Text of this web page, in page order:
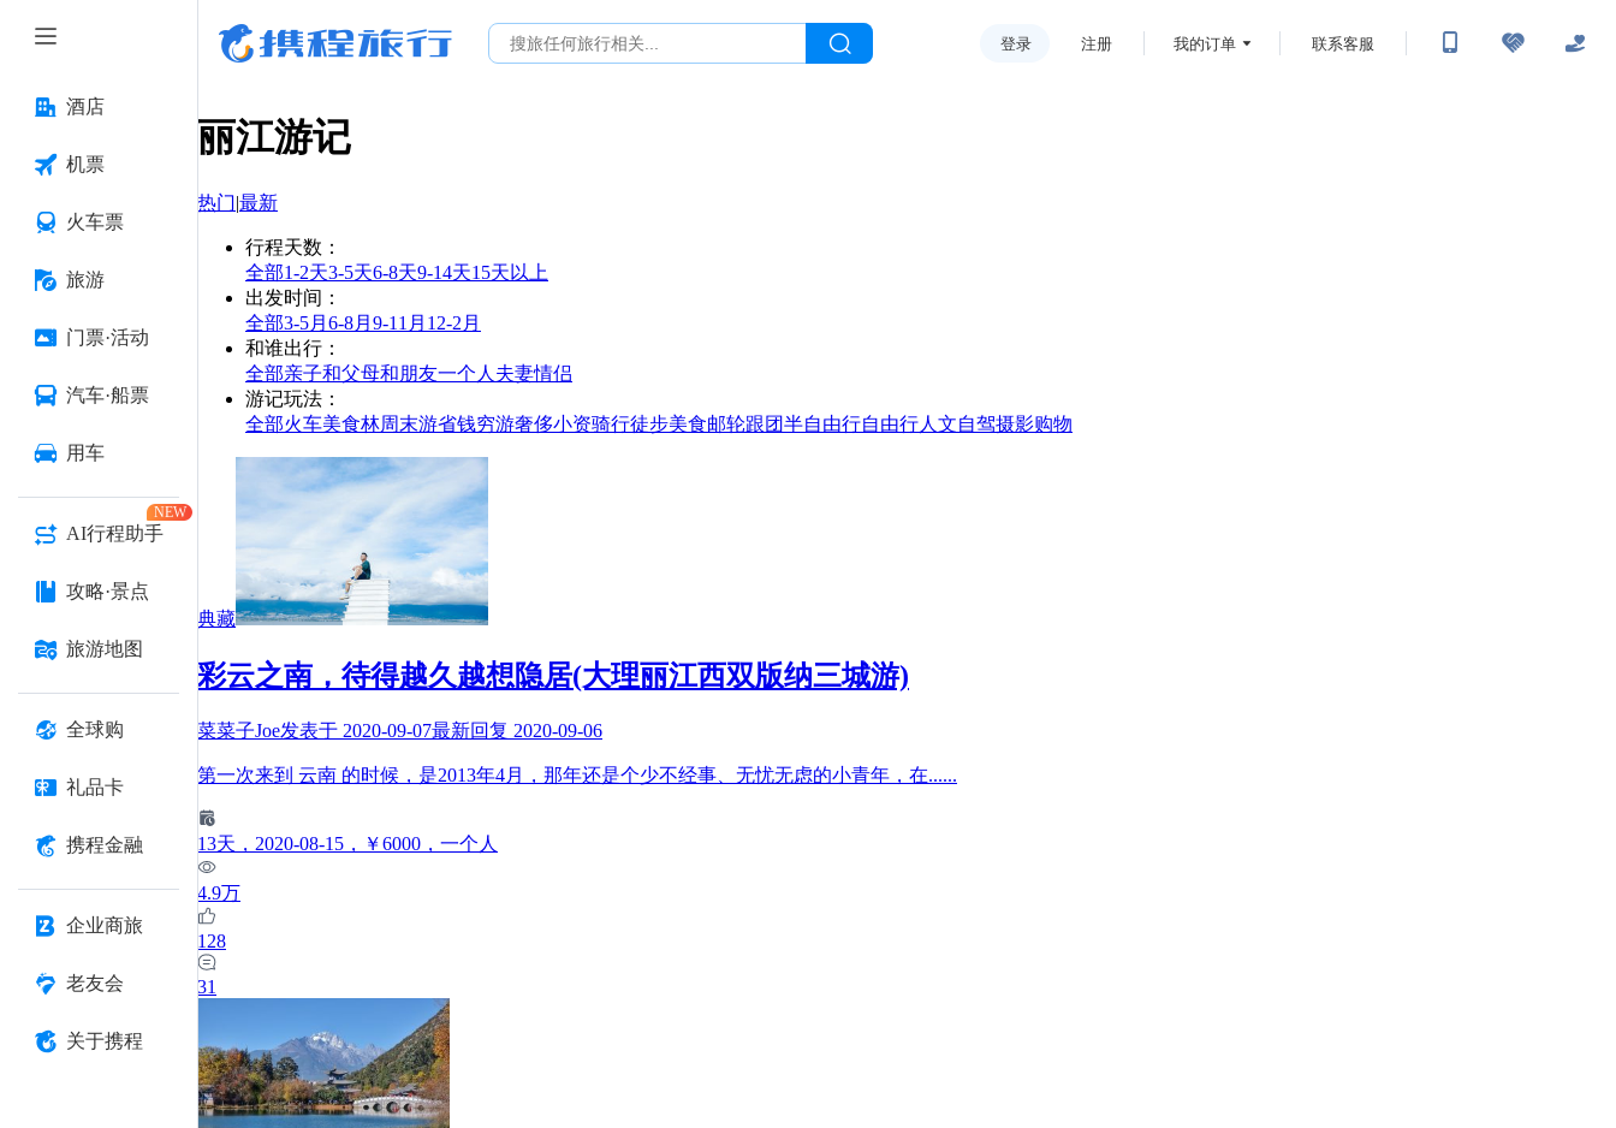
酒店
机票
火车票
旅游
门票·活动
汽车·船票
用车
AI行程助手
NEW
攻略·景点
旅游地图
全球购
礼品卡
携程金融
企业商旅
老友会
关于携程
登录 注册 我的订单 联系客服
丽江游记
热门|最新
行程天数 ：
全部1-2天3-5天6-8天9-14天15天以上
出发时间 ：
全部3-5月 6-8月 9-11月 12-2月
和谁出行 ：
全部亲子和父母和朋友一个人 夫妻情侣
游记玩法 ：
全部火车美食林周末游省钱穷游奢侈小资骑行徒步美食邮轮跟团半自由行自由行人文自驾摄影购物
典藏
彩云之南，待得越久越想隐居(大理丽江西双版纳三城游)
菜菜子Joe发表于 2020-09-07最新回复 2020-09-06
第一次来到 云南 的时候，是2013年4月，那年还是个少不经事、无忧无虑的小青年，在......
13天 ，2020-08-15 ，￥6000 ，一个人
4.9万
128
31